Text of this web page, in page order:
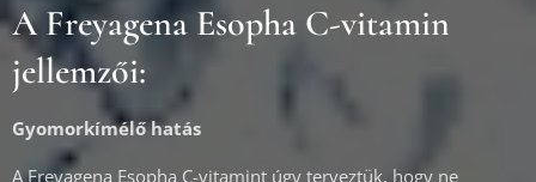
A Freyagena Esopha C-vitamin
jellemzői:
Gyomorkímélő hatás
A Freyagena Esopha C-vitamint úgy terveztük, hogy ne